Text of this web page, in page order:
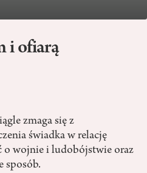
i ofiarą
zmaga się z
świadka w relację
o wojnie i ludobójstwie oraz
sposób.